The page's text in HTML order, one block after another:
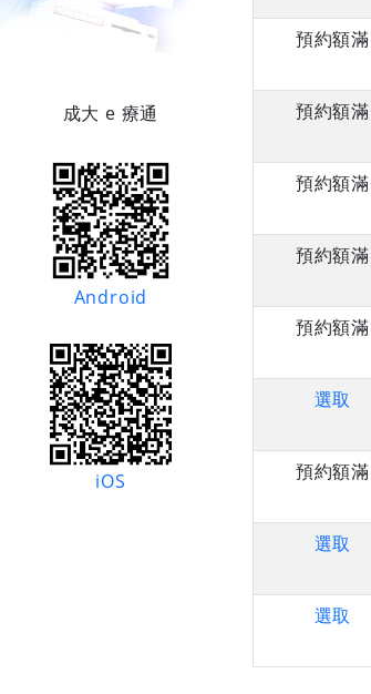
成大 e 療通
Android
iOS
預約額滿
預約額滿
預約額滿
預約額滿
預約額滿
選取
預約額滿
選取
選取